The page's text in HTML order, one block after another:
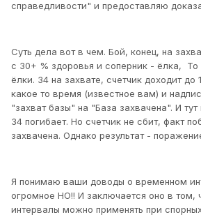
справедливости" и предоставляю
Суть дела вот в чем. Бой, конец, на
с 30+ % здоровья и соперник - ёлка, То
ёлки. 34 на захвате, счетчик доходит до
какое то время (известное вам) и
"захват базы" на "База захвачена". И тут
34 погибает. Но счетчик не сбит, факт
захвачена. Однако результат -
Я понимаю ваши доводы о временном
огромное НО!! И заключается оно в том,
интервалы можно применять при